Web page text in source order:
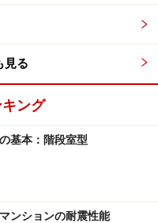
見る
ング
基本：階段室型
ンションの耐震性能